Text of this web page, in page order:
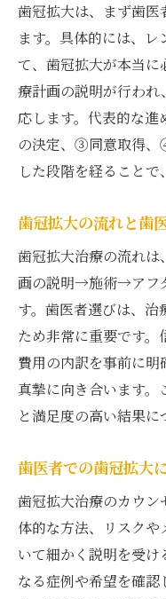
歯医者が提
は
歯医者で相
と対策
歯を伸ばす
コツ
歯冠長延長術の
歯医者で受
説明
歯医者で注
とは
歯冠長延長
要性
歯冠長延長
歯医者と相
項
歯医者での治療
歯医者での
歯冠長延長
歯冠拡大は、まず歯医
ます。具体的には、
て、歯冠拡大が本当
療計画の説明が行わ
応します。代表的な
の決定、③同意取得、
した段階を経ることで
歯冠拡大の流れと歯
歯冠拡大治療の流れ
画の説明→施術→アフ
す。歯医者選びは、治
ため非常に重要です
費用の内訳を事前に
真摯に向き合います
と満足度の高い結果に
歯医者での歯冠拡大
歯冠拡大治療のカウ
体的な方法、リスクや
いて細かく説明を受
なる症例や希望を確認